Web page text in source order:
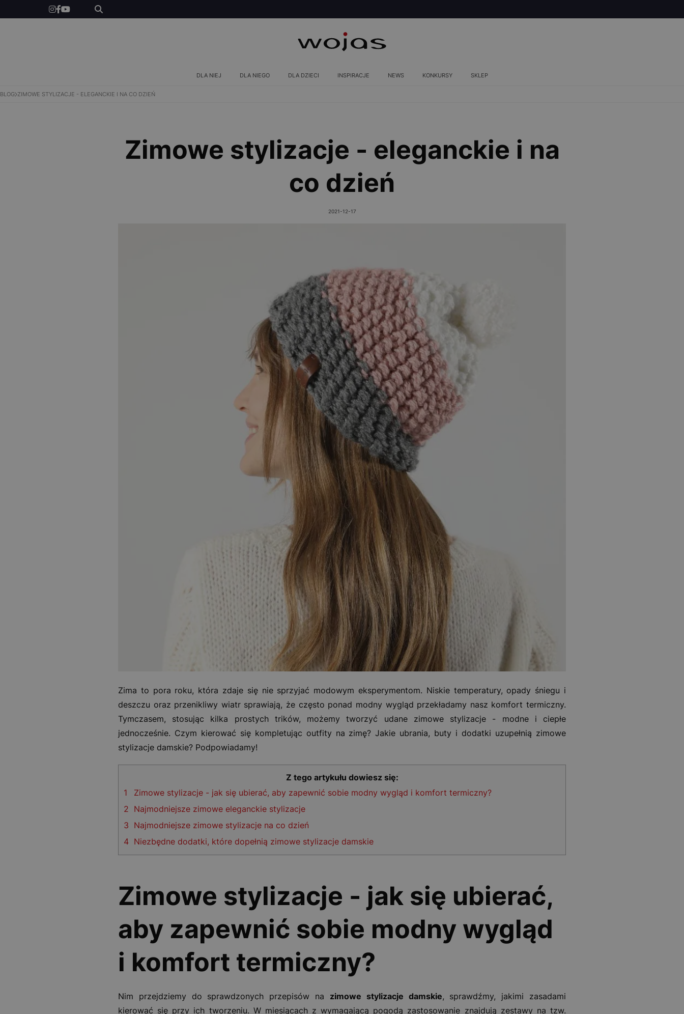
NEWS
DLA NIEJ DLA NIEGO DLA DZIECI INSPIRACJE NEWS KONKURSY SKLEP
BLOG ZIMOWE STYLIZACJE - ELEGANCKIE I NA CO DZIEŃ
Zimowe stylizacje - eleganckie i na
co dzień
2021-12-17
Zima to pora roku, która zdaje się nie sprzyjać modowym eksperymentom. Niskie temperatury, opady śniegu i
deszczu oraz przenikliwy wiatr sprawiają, że często ponad modny wygląd przekładamy nasz komfort termiczny.
Tymczasem, stosując kilka prostych trików, możemy tworzyć udane zimowe stylizacje - modne i ciepłe
jednocześnie. Czym kierować się kompletując outfity na zimę? Jakie ubrania, buty i dodatki uzupełnią zimowe
stylizacje damskie? Podpowiadamy!
Z tego artykułu dowiesz się:
1
Zimowe stylizacje - jak się ubierać, aby zapewnić sobie modny wygląd i komfort termiczny?
2 Najmodniejsze zimowe eleganckie stylizacje
3 Najmodniejsze zimowe stylizacje na co dzień
4 Niezbędne dodatki, które dopełnią zimowe stylizacje damskie
Zimowe stylizacje - jak się ubierać,
aby zapewnić sobie modny wygląd
i komfort termiczny?
Nim przejdziemy do sprawdzonych przepisów na zimowe stylizacje damskie, sprawdźmy, jakimi zasadami
kierować się przy ich tworzeniu. W miesiącach z wymagającą pogodą zastosowanie znajdują zestawy na tzw.